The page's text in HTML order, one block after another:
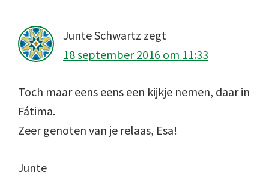
Junte Schwartz zegt
18 september 2016 om 11:33
Toch maar eens eens een kijkje nemen, daar in
Fátima.
Zeer genoten van je relaas, Esa!
Junte